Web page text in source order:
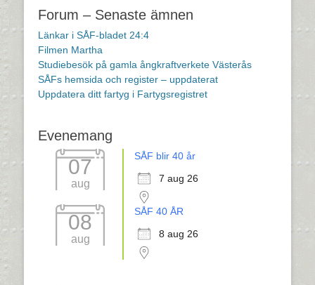
Forum – Senaste ämnen
Länkar i SÅF-bladet 24:4
Filmen Martha
Studiebesök på gamla ångkraftverkete Västerås
SÅFs hemsida och register – uppdaterat
Uppdatera ditt fartyg i Fartygsregistret
Evenemang
07
aug
SÅF blir 40 år
7 aug 26
08
aug
SÅF 40 ÅR
8 aug 26